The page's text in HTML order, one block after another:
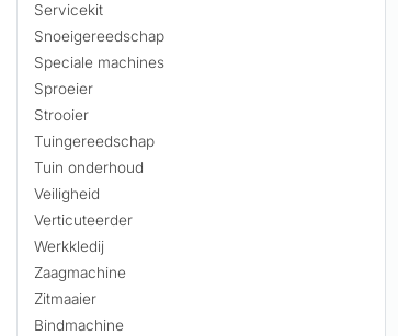
Servicekit
Snoeigereedschap
Speciale machines
Sproeier
Strooier
Tuingereedschap
Tuin onderhoud
Veiligheid
Verticuteerder
Werkkledij
Zaagmachine
Zitmaaier
Bindmachine